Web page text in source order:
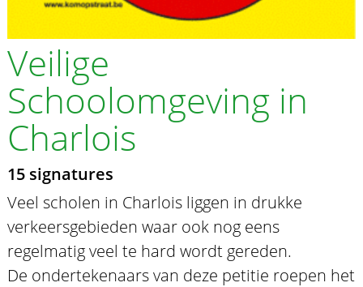
Veilige
Schoolomgeving in
Charlois
15 signatures
Veel scholen in Charlois liggen in drukke
verkeersgebieden waar ook nog eens
regelmatig veel te hard wordt gereden.
De ondertekenaars van deze petitie roepen het